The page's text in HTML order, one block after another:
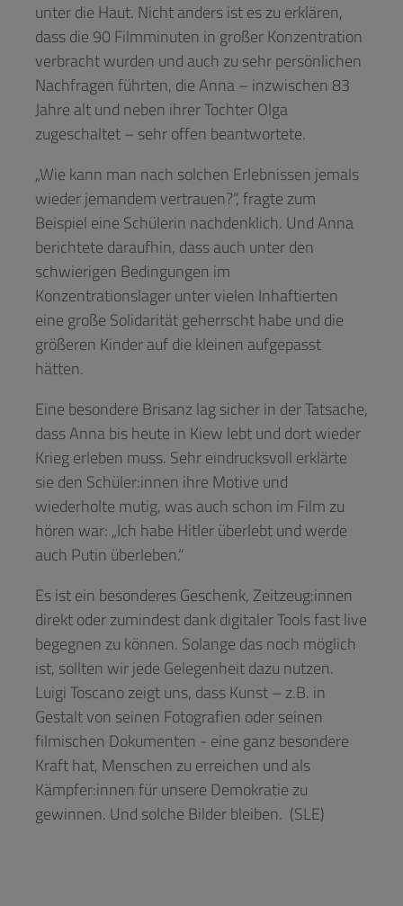
unter die Haut. Nicht anders ist es zu erklären,
dass die 90 Filmminuten in großer Konzentration
verbracht wurden und auch zu sehr persönlichen
Nachfragen führten, die Anna – inzwischen 83
Jahre alt und neben ihrer Tochter Olga
zugeschaltet – sehr offen beantwortete.
„Wie kann man nach solchen Erlebnissen jemals
wieder jemandem vertrauen?“, fragte zum
Beispiel eine Schülerin nachdenklich. Und Anna
berichtete daraufhin, dass auch unter den
schwierigen Bedingungen im
Konzentrationslager unter vielen Inhaftierten
eine große Solidarität geherrscht habe und die
größeren Kinder auf die kleinen aufgepasst
hätten.
Eine besondere Brisanz lag sicher in der Tatsache,
dass Anna bis heute in Kiew lebt und dort wieder
Krieg erleben muss. Sehr eindrucksvoll erklärte
sie den Schüler:innen ihre Motive und
wiederholte mutig, was auch schon im Film zu
hören war: „Ich habe Hitler überlebt und werde
auch Putin überleben.“
Es ist ein besonderes Geschenk, Zeitzeug:innen
direkt oder zumindest dank digitaler Tools fast live
begegnen zu können. Solange das noch möglich
ist, sollten wir jede Gelegenheit dazu nutzen.
Luigi Toscano zeigt uns, dass Kunst – z.B. in
Gestalt von seinen Fotografien oder seinen
filmischen Dokumenten - eine ganz besondere
Kraft hat, Menschen zu erreichen und als
Kämpfer:innen für unsere Demokratie zu
gewinnen. Und solche Bilder bleiben. (SLE)